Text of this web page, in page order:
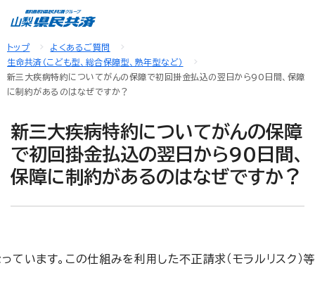
トップ
よくあるご質問
生命共済（こども型、総合保障型、熟年型など）
新三大疾病特約についてがんの保障で初回掛金払込の翌日から90日間、保障
に制約があるのはなぜですか？
新三大疾病特約についてがんの保障
で初回掛金払込の翌日から90日間、
保障に制約があるのはなぜですか？
います。この仕組みを利用した不正請求（モラルリスク